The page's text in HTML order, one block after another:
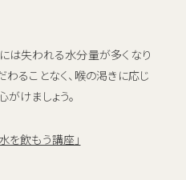
は失われる水分量が多くなり
ることなく、喉の渇きに応じ
けましょう。
を飲もう講座」